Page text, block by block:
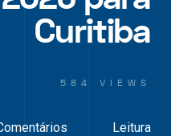
Curitiba
584 VIEWS
Leitura